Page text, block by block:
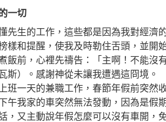
一切
先生的工作，這些都是因為我對經濟
樣和提醒，使我及時勒住舌頭，並開
飯前，心裡先禱告：「主啊！不能沒
斯）。感謝神從未讓我遭遇這冏境。
班一天的兼職工作，春節年假前突然
午我家的車突然無法發動，因為是假
，又主動說年假怎麼可以沒有車開，